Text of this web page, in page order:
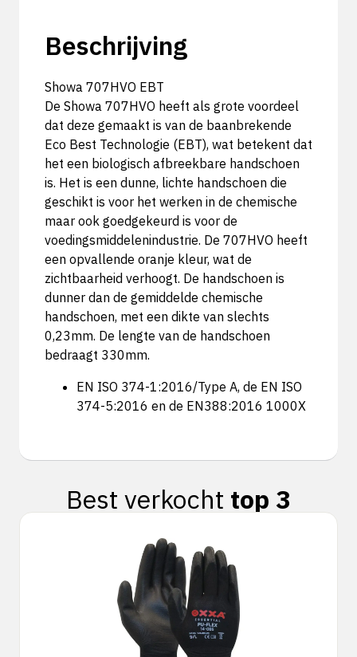
Beschrijving
Showa 707HVO EBT
De Showa 707HVO heeft als grote voordeel
dat deze gemaakt is van de baanbrekende
Eco Best Technologie (EBT), wat betekent dat
het een biologisch afbreekbare handschoen
is. Het is een dunne, lichte handschoen die
geschikt is voor het werken in de chemische
maar ook goedgekeurd is voor de
voedingsmiddelenindustrie. De 707HVO heeft
een opvallende oranje kleur, wat de
zichtbaarheid verhoogt. De handschoen is
dunner dan de gemiddelde chemische
handschoen, met een dikte van slechts
0,23mm. De lengte van de handschoen
bedraagt 330mm.
EN ISO 374-1:2016/Type A, de EN ISO
374-5:2016 en de EN388:2016 1000X
Best verkocht top 3